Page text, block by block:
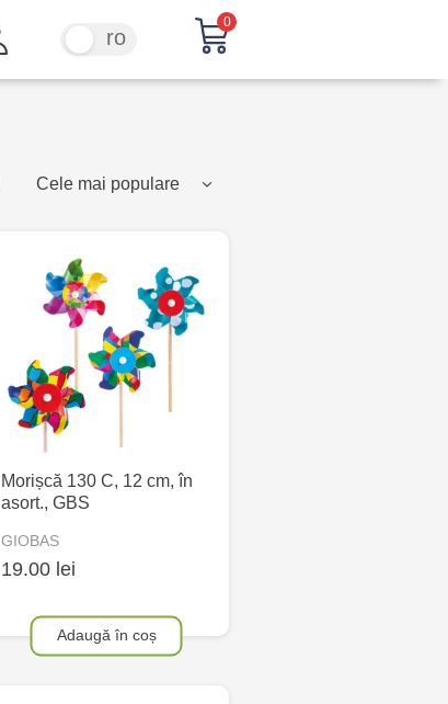
ro
0
Cele mai populare
Morișcă 130 С, 12 cm, în
asort., GBS
GIOBAS
19.00 lei
Adaugă în coș